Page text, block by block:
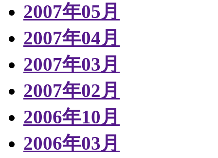
2007年05月
2007年04月
2007年03月
2007年02月
2006年10月
2006年03月